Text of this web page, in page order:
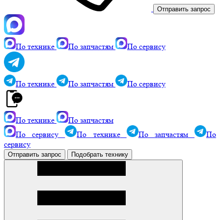
Отправить запрос
По технике По запчастям По сервису
По технике По запчастям По сервису
По технике
По запчастям
По сервису
По технике По запчастям
По
сервису
Отправить запрос Подобрать технику